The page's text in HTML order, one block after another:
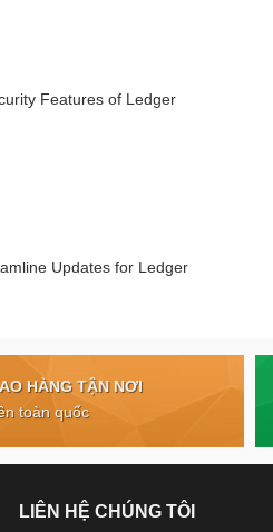
Features of Ledger
Updates for Ledger
HÀNG TẬN NƠI
toàn quốc
LIÊN HỆ CHÚNG TÔI